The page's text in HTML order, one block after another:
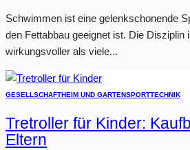
Schwimmen ist eine gelenkschonende
den Fettabbau geeignet ist. Die Disziplin
wirkungsvoller als viele...
GESELLSCHAFTHEIM UND GARTENSPORTTECHNIK
Tretroller für Kinder:
Eltern